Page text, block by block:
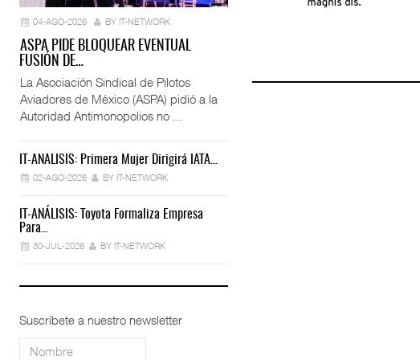
Trump Revoca Miles De Licencias…
02-AGO-2026 BY IT-NETWORK
Déficit De Operadores Cambia Estrategia…
30-JUL-2026
Ford Apuesta Por El Talento…
04-AGO-2026 BY IT-NETWORK
ASPA PIDE BLOQUEAR EVENTUAL
FUSIÓN DE…
La Asociación Sindical de Pilotos
Aviadores de México (ASPA) pidió a la
Autoridad Antimonopolios no ...
IT-ANÁLISIS: Primera Mujer Dirigirá IATA…
02-AGO-2026 BY IT-NETWORK
IT-ANÁLISIS: Toyota Formaliza Empresa
Para…
30-JUL-2026 BY IT-NETWORK
Suscríbete a nuestro newsletter